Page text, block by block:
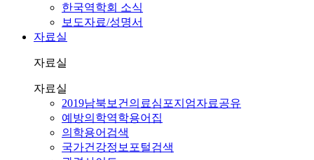
한국역학회 소식
보도자료/성명서
자료실
자료실
자료실
2019남북보건의료심포지엄자료공유
예방의학역학용어집
의학용어검색
국가건강정보포털검색